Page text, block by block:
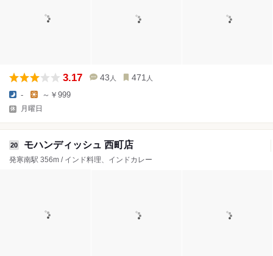
3.17 43 人 471 人
- ～￥999
月曜日
20 モハンディッシュ 西町店
発寒南駅 356m / インド料理、インドカレー